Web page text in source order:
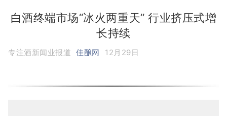
白酒终端市场“冰火两重天” 行业挤压式增
长持续
专注酒新闻业报道 佳酿网 12月29日